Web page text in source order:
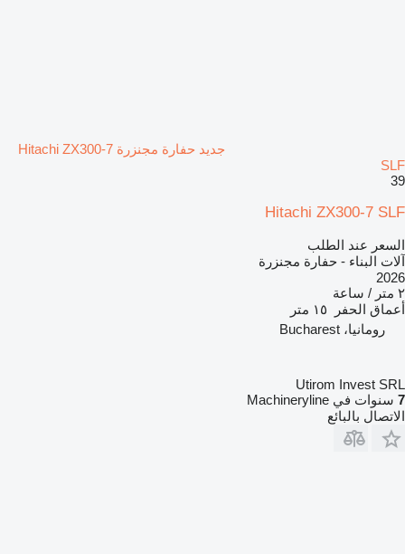
جديد حفارة مجنزرة Hitachi ZX300-7
SLF
39
Hitachi ZX300-7 SLF
السعر عند الطلب
آلات البناء - حفارة مجنزرة
2026
٢ متر / ساعة
أعماق الحفر
١٥ متر
رومانيا، Bucharest
Utirom Invest SRL
7 سنوات في Machineryline
الاتصال بالبائع